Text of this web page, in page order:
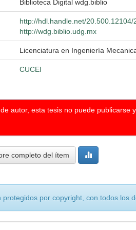
Biblioteca Digital wdg.biblio
http://hdl.handle.net/20.500.12104/
http://wdg.biblio.udg.mx
Licenciatura en Ingeniería
CUCEI
autor, esta tesis no puede
completo del ítem
protegidos por copyright, con todos los